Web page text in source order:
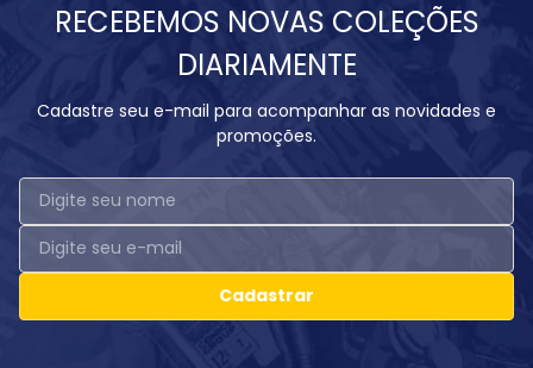
RECEBEMOS NOVAS COLEÇÕES
DIARIAMENTE
Cadastre seu e-mail para acompanhar as novidades e
promoções.
Cadastrar